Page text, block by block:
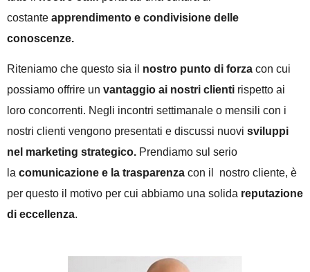
costante apprendimento e condivisione delle
conoscenze.
Riteniamo che questo sia il nostro punto di forza con cui
possiamo offrire un vantaggio ai nostri clienti rispetto ai
loro concorrenti. Negli incontri settimanale o mensili con i
nostri clienti vengono presentati e discussi nuovi sviluppi
nel marketing strategico. Prendiamo sul serio
la comunicazione e la trasparenza con il nostro cliente, è
per questo il motivo per cui abbiamo una solida reputazione
di eccellenza.